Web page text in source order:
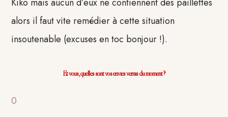
alors il faut vite remédier à cette situation
insoutenable (excuses en toc bonjour !).
Et vous, quelles sont vos envies vernis du moment ?
0